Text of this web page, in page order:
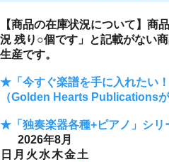
【商品の在庫状況について】商
況 残り○個です」と記載がない
生産です。
★「今すぐ楽譜を手に入れたい
（Golden Hearts Publications
★「独奏楽器各種+ピアノ」シリ
2026年8月
日 月 火 水木金土